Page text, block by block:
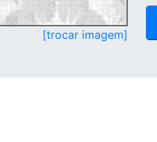
[trocar imagem]